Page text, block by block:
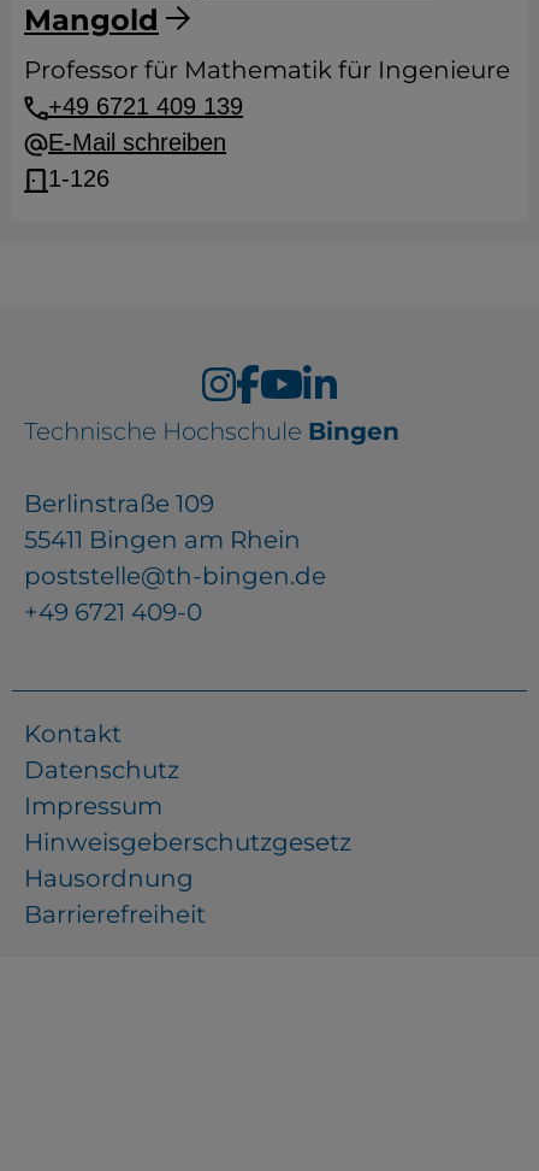
Mangold
Professor für Mathematik für Ingenieure
+49 6721 409 139
E-Mail schreiben
1-126
Technische Hochschule Bingen
Berlinstraße 109
55411 Bingen am Rhein
poststelle@th-bingen.de
+49 6721 409-0
Kontakt
Datenschutz
Impressum
Hinweisgeberschutzgesetz
Hausordnung
Barrierefreiheit